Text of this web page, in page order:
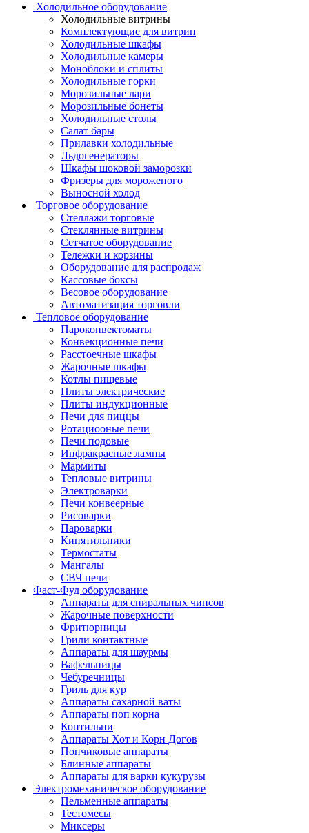
Холодильное оборудование
Холодильные витрины
Комплектующие для витрин
Холодильные шкафы
Холодильные камеры
Моноблоки и сплиты
Холодильные горки
Морозильные лари
Морозильные бонеты
Холодильные столы
Салат бары
Прилавки холодильные
Льдогенераторы
Шкафы шоковой заморозки
Фризеры для мороженого
Выносной холод
Торговое оборудование
Стеллажи торговые
Стеклянные витрины
Сетчатое оборудование
Тележки и корзины
Оборудование для распродаж
Кассовые боксы
Весовое оборудование
Автоматизация торговли
Тепловое оборудование
Пароконвектоматы
Конвекционные печи
Расстоечные шкафы
Жарочные шкафы
Котлы пищевые
Плиты электрические
Плиты индукционные
Печи для пиццы
Ротациооные печи
Печи подовые
Инфракрасные лампы
Мармиты
Тепловые витрины
Электроварки
Печи конвеерные
Рисоварки
Пароварки
Кипятильники
Термостаты
Мангалы
СВЧ печи
Фаст-Фуд оборудование
Аппараты для спиральных чипсов
Жарочные поверхности
Фритюрницы
Грили контактные
Аппараты для шаурмы
Вафельницы
Чебуречницы
Гриль для кур
Аппараты сахарной ваты
Аппараты поп корна
Коптильни
Аппараты Хот и Корн Догов
Пончиковые аппараты
Блинные аппараты
Аппараты для варки кукурузы
Электромеханическое оборудование
Пельменные аппараты
Тестомесы
Миксеры